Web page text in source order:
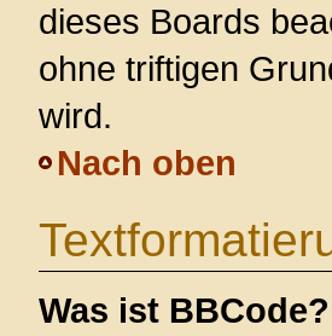
dieses Boards
ohne triftigen
wird.
Nach oben
Was ist BBCode?